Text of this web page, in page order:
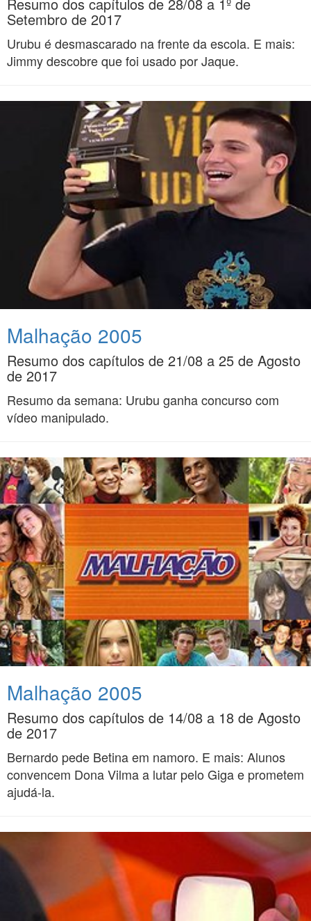
Setembro de 2017
Urubu é desmascarado na frente da escola. E mais:
Jimmy descobre que foi usado por Jaque.
Malhação 2005
Resumo dos capítulos de 21/08 a 25 de Agosto
de 2017
Resumo da semana: Urubu ganha concurso com
vídeo manipulado.
Malhação 2005
Resumo dos capítulos de 14/08 a 18 de Agosto
de 2017
Bernardo pede Betina em namoro. E mais: Alunos
convencem Dona Vilma a lutar pelo Giga e prometem
ajudá-la.